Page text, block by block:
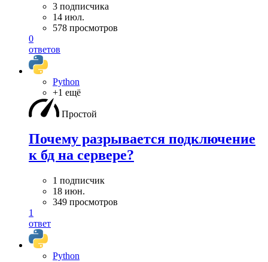
3 подписчика
14 июл.
578 просмотров
0
ответов
Python
+1 ещё
Простой
Почему разрывается подключение
к бд на сервере?
1 подписчик
18 июн.
349 просмотров
1
ответ
Python